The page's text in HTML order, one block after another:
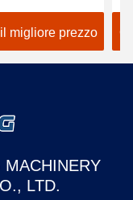
migliore prezzo
LTD.